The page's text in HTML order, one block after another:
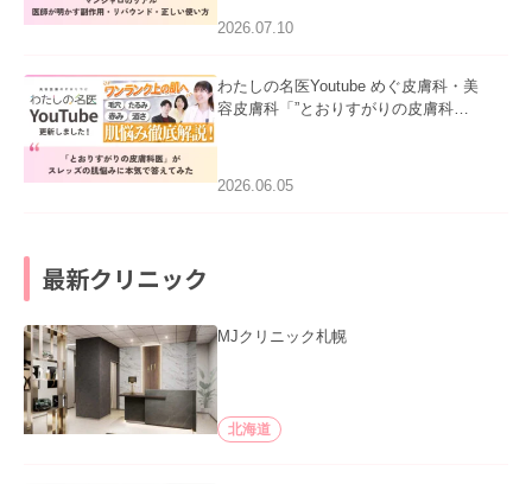
た。
2026.07.10
わたしの名医Youtube めぐ皮膚科・美
容皮膚科「”とおりすがりの皮膚科
2026.06.05
最新クリニック
MJクリニック札幌
北海道